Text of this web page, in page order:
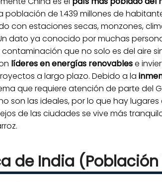
población de 1.439 millones de
con estaciones secas, monzones,
dato ya conocido por muchas
que no solo es del aire
líderes en energías renovablese
a largo plazo. Debido a la
que requiere atención de parte del
son las ideales, por lo que hay
de las ciudades se vive más
de India (Población